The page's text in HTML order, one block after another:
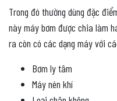
Trong đó thường dùng đặc
này máy bơm được chia làm
ra còn có các dạng máy với
Bơm ly tâm
Máy nén khí